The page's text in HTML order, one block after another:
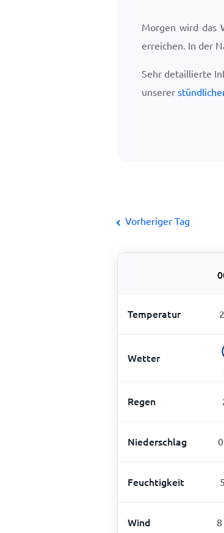
Morgen wird das
erreichen. In der
Sehr detaillierte
unserer
Vorheriger Tag
Temperatur
Wetter
Regen
Niederschlag 0
Feuchtigkeit
Wind 8